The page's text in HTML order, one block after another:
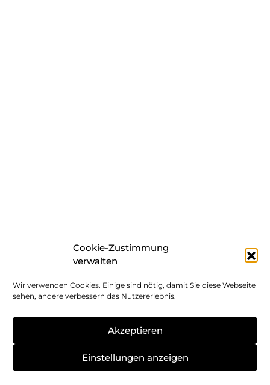
Cookie-Zustimmung
verwalten
Wir verwenden Cookies. Einige sind nötig, damit Sie diese Webseite
sehen, andere verbessern das Nutzererlebnis.
Akzeptieren
Einstellungen anzeigen